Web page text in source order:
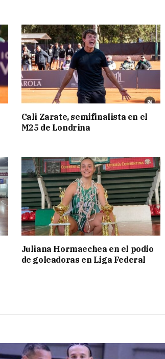
Cali Zarate, semifinalista en el
M25 de Londrina
Juliana Hormaechea en el podio
de goleadoras en Liga Federal